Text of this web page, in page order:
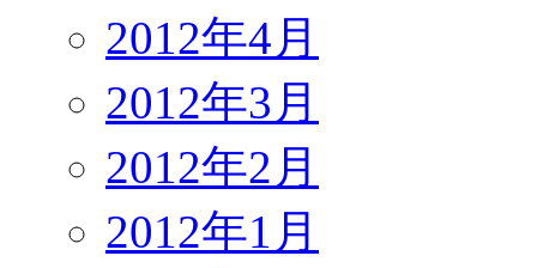
2012年4月
2012年3月
2012年2月
2012年1月